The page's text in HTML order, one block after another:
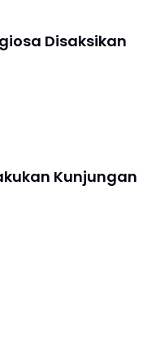
Disaksikan
Kunjungan